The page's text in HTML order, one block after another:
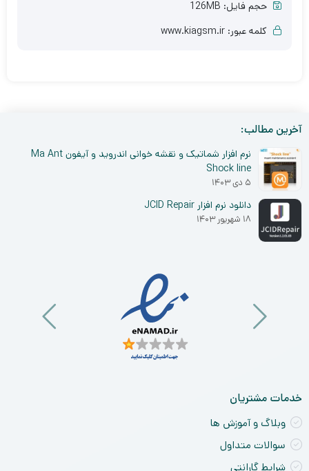
حجم فایل: 126MB
کلمه عبور: www.kiagsm.ir
آخرین مطالب:
نرم افزار شماتیک و نقشه خوانی اندروید و آیفون Ma Ant
Shock line
۵ دی ۱۴۰۳
دانلود نرم افزار JCID Repair
۱۸ شهریور ۱۴۰۳
خدمات مشتریان
وبلاگ و آموزش ها
سوالات متداول
شرایط گارانتی